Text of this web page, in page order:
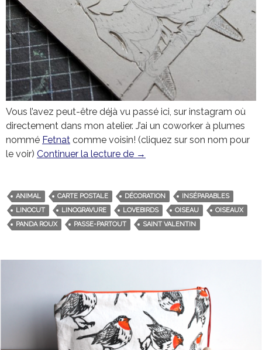
Vous l’avez peut-être déjà vu passé ici, sur instagram où
directement dans mon atelier. J’ai un coworker à plumes
nommé Fetnat comme voisin! (cliquez sur son nom pour
le voir) Continuer la lecture de Carte postale «
→
ANIMAL CARTE POSTALE DÉCORATION
INSÉPARABLES
LINOCUT
LINOGRAVURE LOVEBIRDS OISEAU
OISEAUX
PANDA ROUX
PASSE-PARTOUT SAINT VALENTIN